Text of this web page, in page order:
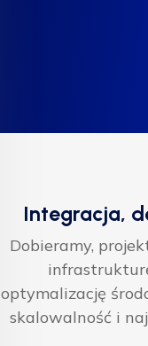
Integracja,
Dobieramy,
optymalizację
skalowalność i